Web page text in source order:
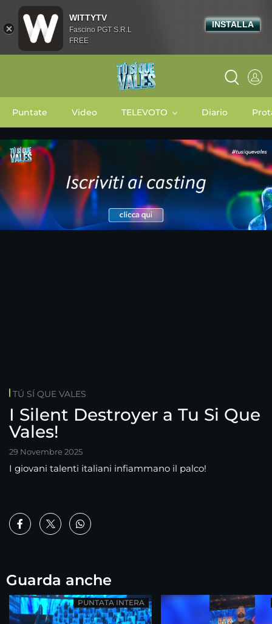
Puntate Video TELEVOTO Diario
TÚ SÍ QUE VALES
I Silent Destroyer a Tu Si Que
Vales!
29 Novembre 2025
I giovani talenti italiani infiammano il palco!
Guarda anche
PUNTATA INTERA
WITTYTV
Fascino PGT S.R.L
FREE
INSTALLA